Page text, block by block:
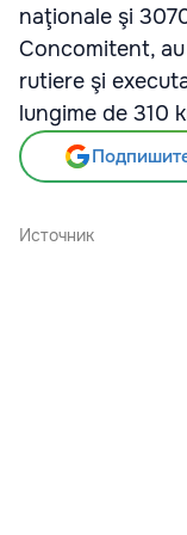
naţionale şi
Concomitent,
rutiere şi
lungime de 310
Источник